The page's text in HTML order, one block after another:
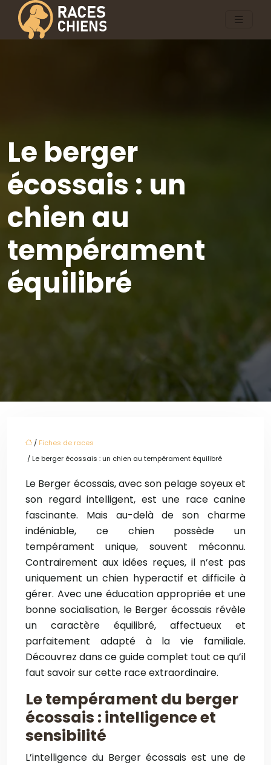
Le berger
écossais : un
chien au
tempérament
équilibré
/ Fiches de races
/ Le berger écossais : un chien au tempérament équilibré
Le Berger écossais, avec son pelage soyeux et
son regard intelligent, est une race canine
fascinante. Mais au-delà de son charme
indéniable, ce chien possède un
tempérament unique, souvent méconnu.
Contrairement aux idées reçues, il n’est pas
uniquement un chien hyperactif et difficile à
gérer. Avec une éducation appropriée et une
bonne socialisation, le Berger écossais révèle
un caractère équilibré, affectueux et
parfaitement adapté à la vie familiale.
Découvrez dans ce guide complet tout ce qu’il
faut savoir sur cette race extraordinaire.
Le tempérament du berger
écossais : intelligence et
sensibilité
L’intelligence du Berger écossais est une de